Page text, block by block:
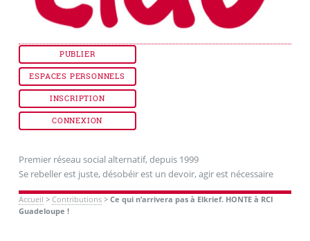
PUBLIER
ESPACES PERSONNELS
INSCRIPTION
CONNEXION
Premier réseau social alternatif, depuis 1999
Se rebeller est juste, désobéir est un devoir, agir est nécessaire
Accueil > Contributions> Ce qui n’arrivera pas à Elkrief. HONTE à RCI
Guadeloupe !